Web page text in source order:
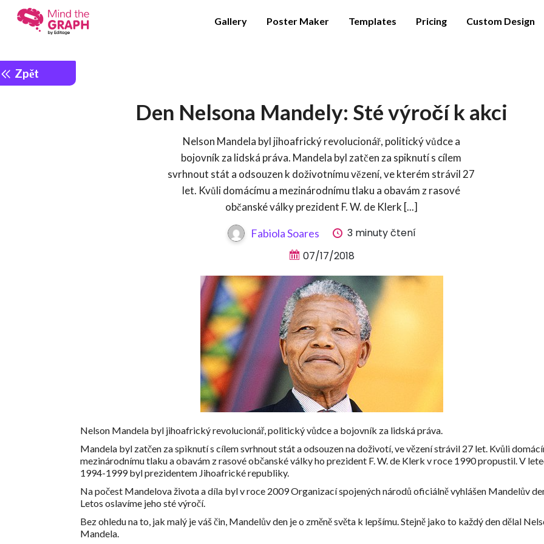
Gallery Poster Maker Templates Pricing Custom Design
Zpět
Den Nelsona Mandely: Sté výročí k akci
Nelson Mandela byl jihoafrický revolucionář, politický vůdce a
bojovník za lidská práva. Mandela byl zatčen za spiknutí s cílem
svrhnout stát a odsouzen k doživotnímu vězení, ve kterém strávil 27
let. Kvůli domácímu a mezinárodnímu tlaku a obavám z rasové
občanské války prezident F. W. de Klerk [...]
Fabiola Soares
3 minuty čtení
07/17/2018
Nelson Mandela byl jihoafrický revolucionář, politický vůdce a bojovník za lidská práva.
Mandela byl zatčen za spiknutí s cílem svrhnout stát a odsouzen na doživotí, ve vězení strávil 27 let. Kvůli
mezinárodnímu tlaku a obavám z rasové občanské války ho prezident F. W. de Klerk v roce 1990 propustil. V
1994-1999 byl prezidentem Jihoafrické republiky.
Na počest Mandelova života a díla byl v roce 2009 Organizací spojených národů oficiálně vyhlášen Mandelův
Letos oslavíme jeho sté výročí.
Bez ohledu na to, jak malý je váš čin, Mandelův den je o změně světa k lepšímu. Stejně jako to každý den dělal
Mandela.